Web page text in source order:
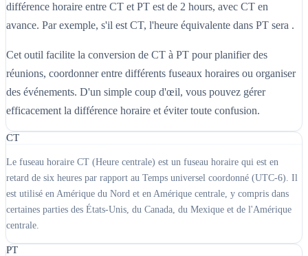
différence horaire entre CT et PT est de 2 hours, avec CT en
avance. Par exemple, s'il est CT, l'heure équivalente dans PT sera .
Cet outil facilite la conversion de CT à PT pour planifier des
réunions, coordonner entre différents fuseaux horaires ou organiser
des événements. D'un simple coup d'œil, vous pouvez gérer
efficacement la différence horaire et éviter toute confusion.
CT
Le fuseau horaire CT (Heure centrale) est un fuseau horaire qui est en
retard de six heures par rapport au Temps universel coordonné (UTC-6). Il
est utilisé en Amérique du Nord et en Amérique centrale, y compris dans
certaines parties des États-Unis, du Canada, du Mexique et de l'Amérique
centrale.
PT